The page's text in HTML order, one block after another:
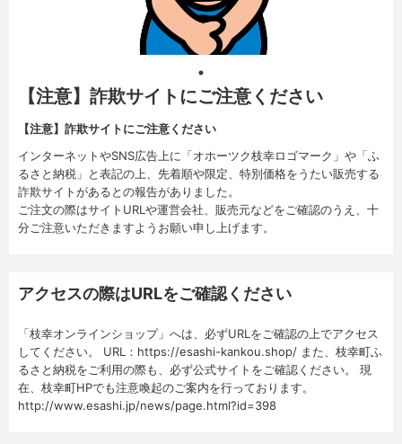
【注意】詐欺サイトにご注意ください
【注意】詐欺サイトにご注意ください
インターネットやSNS広告上に「オホーツク枝幸ロゴマーク」や「ふ
るさと納税」と表記の上、先着順や限定、特別価格をうたい販売する
詐欺サイトがあるとの報告がありました。
ご注文の際はサイトURLや運営会社、販売元などをご確認のうえ、十
分ご注意いただきますようお願い申し上げます。
アクセスの際はURLをご確認ください
「枝幸オンラインショップ」へは、必ずURLをご確認の上でアクセス
してください。 URL：https://esashi-kankou.shop/ また、枝幸町ふ
るさと納税をご利用の際も、必ず公式サイトをご確認ください。 現
在、枝幸町HPでも注意喚起のご案内を行っております。
http://www.esashi.jp/news/page.html?id=398